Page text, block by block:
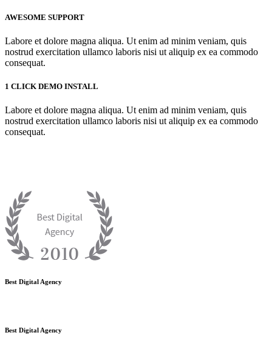
AWESOME SUPPORT
Labore et dolore magna aliqua. Ut enim ad minim veniam, quis
nostrud exercitation ullamco laboris nisi ut aliquip ex ea commodo
consequat.
1 CLICK DEMO INSTALL
Labore et dolore magna aliqua. Ut enim ad minim veniam, quis
nostrud exercitation ullamco laboris nisi ut aliquip ex ea commodo
consequat.
Best Digital Agency
Best Digital Agency